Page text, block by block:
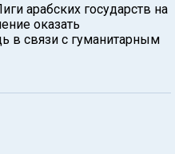
арабских государств на
оказать
в связи с гуманитарным